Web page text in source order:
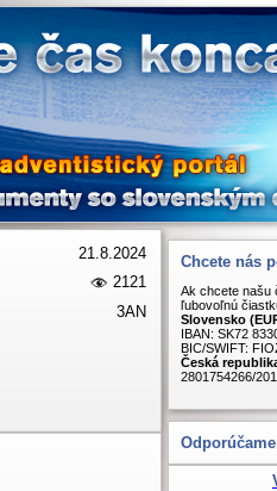
21.8.2024
2121
3AN
Chcete nás
Ak chcete našu
ľubovoľnú
Slovensko
IBAN: SK72
BIC/SWIFT:
Česká
2801754266/